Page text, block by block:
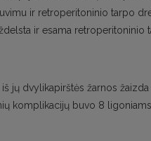
ir retroperitoninio tarpo
ir esama retroperitoninio
jų dvylikapirštės žarnos
komplikacijų buvo 8